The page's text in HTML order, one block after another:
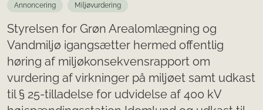
Annoncering Miljøvurdering
Styrelsen for Grøn Arealomlægning og
Vandmiljø igangsætter hermed offentlig
høring af miljøkonsekvensrapport om
vurdering af virkninger på miljøet samt udkast
til § 25-tilladelse for udvidelse af 400 kV